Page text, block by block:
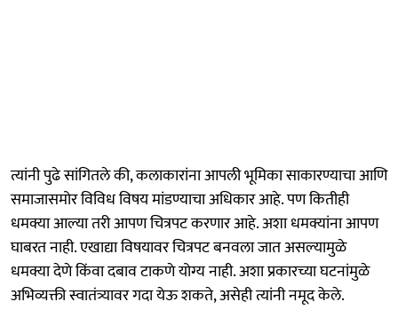
त्यांनी पुढे सांगितले की, कलाकारांना आपली भूमिका साकारण्याचा आणि
समाजासमोर विविध विषय मांडण्याचा अधिकार आहे. पण कितीही
धमक्या आल्या तरी आपण चित्रपट करणार आहे. अशा धमक्यांना आपण
घाबरत नाही. एखाद्या विषयावर चित्रपट बनवला जात असल्यामुळे
धमक्या देणे किंवा दबाव टाकणे योग्य नाही. अशा प्रकारच्या घटनांमुळे
अभिव्यक्ती स्वातंत्र्यावर गदा येऊ शकते, असेही त्यांनी नमूद केले.